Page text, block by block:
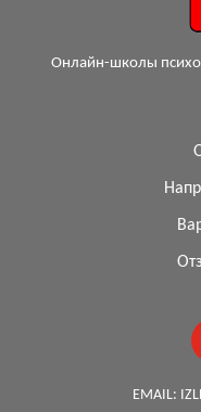
Онлайн-школы
EMAIL: